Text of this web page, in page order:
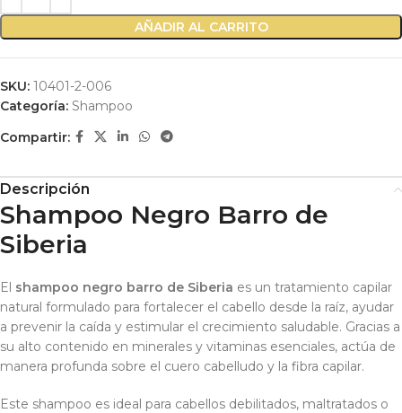
AÑADIR AL CARRITO
SKU: 10401-2-006
Categoría: Shampoo
Compartir:
Descripción
Shampoo Negro Barro de
Siberia
El shampoo negro barro de Siberia es un tratamiento capilar
natural formulado para fortalecer el cabello desde la raíz, ayudar
a prevenir la caída y estimular el crecimiento saludable. Gracias a
su alto contenido en minerales y vitaminas esenciales, actúa de
manera profunda sobre el cuero cabelludo y la fibra capilar.
Este shampoo es ideal para cabellos debilitados, maltratados o